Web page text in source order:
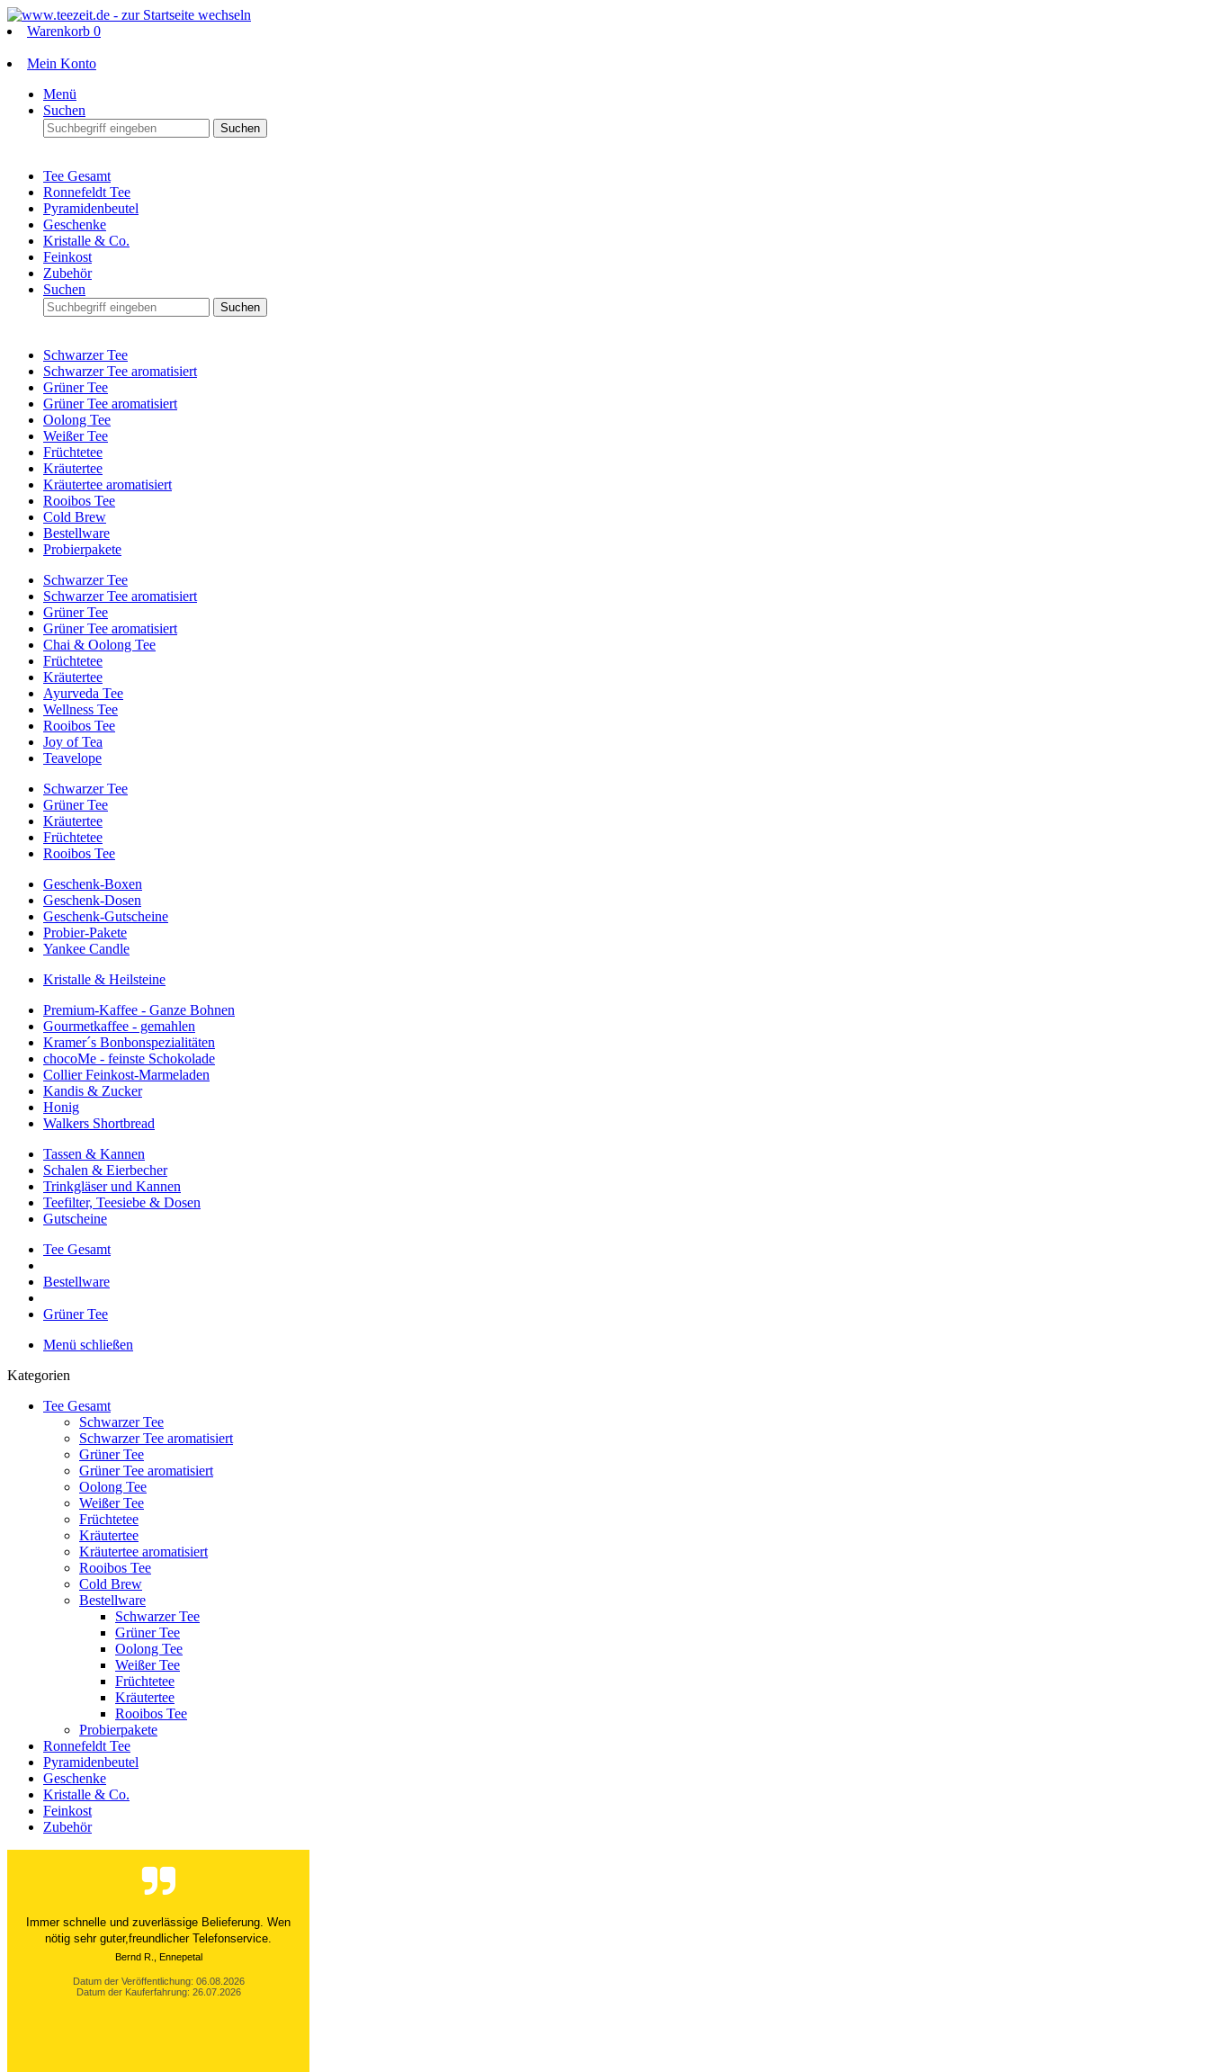
Warenkorb 0
Mein Konto
Menü
Suchen
Suchen
Tee Gesamt
Ronnefeldt Tee
Pyramidenbeutel
Geschenke
Kristalle & Co.
Feinkost
Zubehör
Suchen
Suchen
Schwarzer Tee
Schwarzer Tee aromatisiert
Grüner Tee
Grüner Tee aromatisiert
Oolong Tee
Weißer Tee
Früchtetee
Kräutertee
Kräutertee aromatisiert
Rooibos Tee
Cold Brew
Bestellware
Probierpakete
Schwarzer Tee
Schwarzer Tee aromatisiert
Grüner Tee
Grüner Tee aromatisiert
Chai & Oolong Tee
Früchtetee
Kräutertee
Ayurveda Tee
Wellness Tee
Rooibos Tee
Joy of Tea
Teavelope
Schwarzer Tee
Grüner Tee
Kräutertee
Früchtetee
Rooibos Tee
Geschenk-Boxen
Geschenk-Dosen
Geschenk-Gutscheine
Probier-Pakete
Yankee Candle
Kristalle & Heilsteine
Premium-Kaffee - Ganze Bohnen
Gourmetkaffee - gemahlen
Kramer´s Bonbonspezialitäten
chocoMe - feinste Schokolade
Collier Feinkost-Marmeladen
Kandis & Zucker
Honig
Walkers Shortbread
Tassen & Kannen
Schalen & Eierbecher
Trinkgläser und Kannen
Teefilter, Teesiebe & Dosen
Gutscheine
Tee Gesamt
Bestellware
Grüner Tee
Menü schließen
Kategorien
Tee Gesamt
Schwarzer Tee
Schwarzer Tee aromatisiert
Grüner Tee
Grüner Tee aromatisiert
Oolong Tee
Weißer Tee
Früchtetee
Kräutertee
Kräutertee aromatisiert
Rooibos Tee
Cold Brew
Bestellware
Schwarzer Tee
Grüner Tee
Oolong Tee
Weißer Tee
Früchtetee
Kräutertee
Rooibos Tee
Probierpakete
Ronnefeldt Tee
Pyramidenbeutel
Geschenke
Kristalle & Co.
Feinkost
Zubehör
Der Versand ist immer innerhalb von 24 Stunden
abgewickelt. Grossartig. Ich liebe die 1kg
Alubeutel.
Datum der Veröffentlichung: 06.08.2026
Datum der Kauferfahrung: 27.07.2026